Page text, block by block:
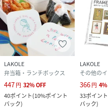
LAKOLE
弁当箱・ランチボックス
447円 32%OFF
40ポイント(10%ポイント
バック)
LAKOLE
366円 4%
33ポイント
バック)